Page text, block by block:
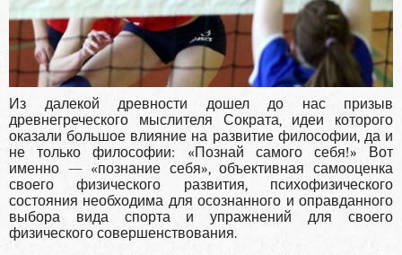
Из далекой древности дошел до нас призыв
древнегреческого мыслителя Сократа, идеи которого
оказали большое влияние на развитие философии, да и
не только философии: «Познай самого себя!» Вот
именно — «познание себя», объективная самооценка
своего физического развития, психофизического
состояния необходима для осознанного и оправданного
выбора вида спорта и упражнений для своего
физического совершенствования.